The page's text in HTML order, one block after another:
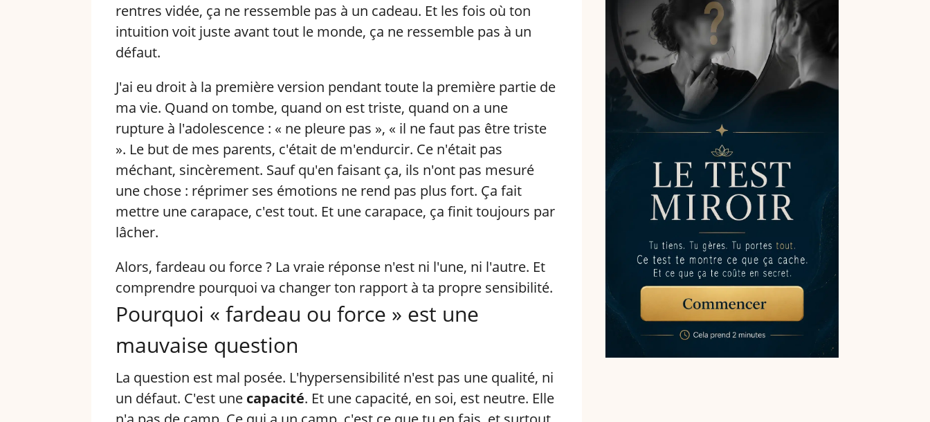
rentres vidée, ça ne ressemble pas à un cadeau. Et les fois où ton
intuition voit juste avant tout le monde, ça ne ressemble pas à un
défaut.
J'ai eu droit à la première version pendant toute la première partie de
ma vie. Quand on tombe, quand on est triste, quand on a une
rupture à l'adolescence : « ne pleure pas », « il ne faut pas être triste
». Le but de mes parents, c'était de m'endurcir. Ce n'était pas
méchant, sincèrement. Sauf qu'en faisant ça, ils n'ont pas mesuré
une chose : réprimer ses émotions ne rend pas plus fort. Ça fait
mettre une carapace, c'est tout. Et une carapace, ça finit toujours par
lâcher.
Alors, fardeau ou force ? La vraie réponse n'est ni l'une, ni l'autre. Et
comprendre pourquoi va changer ton rapport à ta propre sensibilité.
Pourquoi « fardeau ou force » est une
mauvaise question
La question est mal posée. L'hypersensibilité n'est pas une qualité, ni
un défaut. C'est une capacité. Et une capacité, en soi, est neutre. Elle